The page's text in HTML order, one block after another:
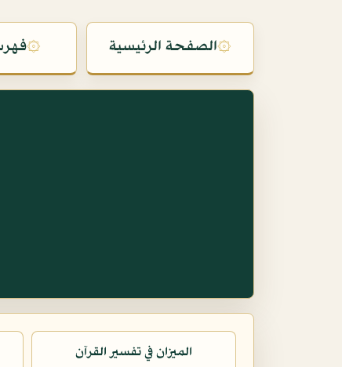
۞الصفحة الرئيسية ۞
الميزان في تفسير القرآن